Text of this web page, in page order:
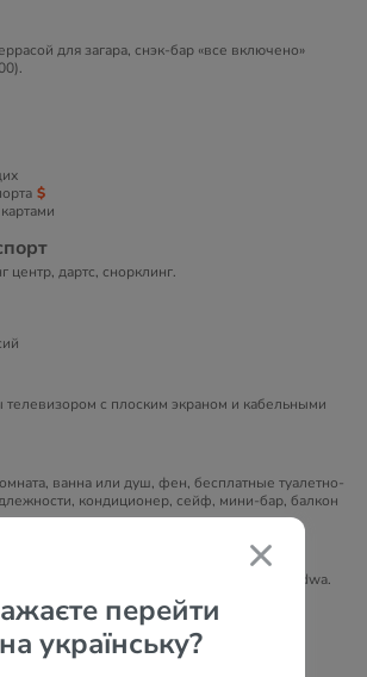
перейти
на українську?
для загара, снэк-бар «все включено»
центр, дартс, снорклинг.
с плоским экраном и кабельными
ванна или душ, фен, бесплатные туалетно-
кондиционер, сейф, мини-бар, балкон
'A' Nungwi Kendwa TZ, 1313, Tanzania Kendwa.